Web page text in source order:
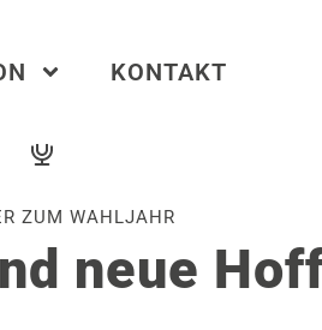
KONTAKT
ZUM WAHLJAHR
neue